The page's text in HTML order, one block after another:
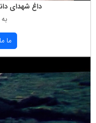
داغ شهدای
ما